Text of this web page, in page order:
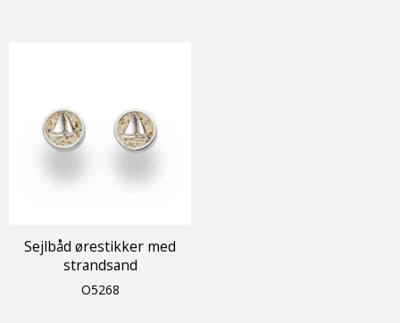
Sejlbåd ørestikker med
strandsand
O5268